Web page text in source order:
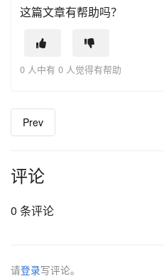
这篇文章有帮助吗？
0 人中有 0 人觉得有帮助
Prev
评论
0 条评论
请登录写评论。